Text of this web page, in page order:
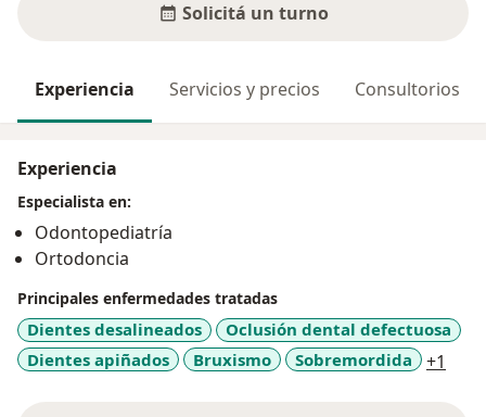
Solicitá un turno
Experiencia Servicios y precios Consultorios
Experiencia
Especialista en:
Odontopediatría
Ortodoncia
Principales enfermedades tratadas
Dientes desalineados
Oclusión dental defectuosa
Dientes apiñados
Bruxismo Sobremordida +1